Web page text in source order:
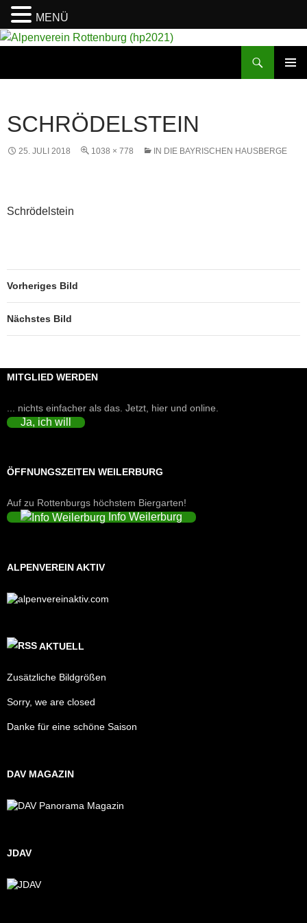
SCHRÖDELSTEIN
25. JULI 2018 1038 × 778 IN DIE BAYRISCHEN HAUSBERGE
Schrödelstein
Vorheriges Bild
Nächstes Bild
MITGLIED WERDEN
... nichts einfacher als das. Jetzt, hier und online.
Ja, ich will
ÖFFNUNGSZEITEN WEILERBURG
Auf zu Rottenburgs höchstem Biergarten!
Info Weilerburg
ALPENVEREIN AKTIV
AKTUELL
Zusätzliche Bildgrößen
Sorry, we are closed
Danke für eine schöne Saison
DAV MAGAZIN
JDAV
MENÜ